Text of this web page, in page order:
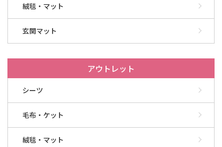
絨毯・マット
玄関マット
アウトレット
シーツ
毛布・ケット
絨毯・マット